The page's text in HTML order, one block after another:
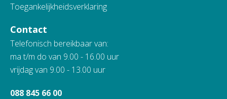
Toegankelijkheidsverklaring
Contact
Telefonisch bereikbaar van:
ma t/m do van 9.00 - 16.00 uur
vrijdag van 9.00 - 13.00 uur
088 845 66 00